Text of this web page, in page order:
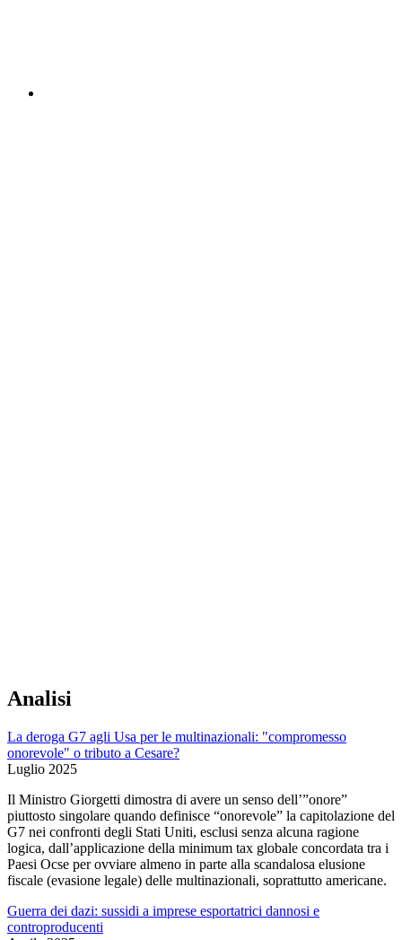
Analisi
La deroga G7 agli Usa per le multinazionali: "compromesso
onorevole" o tributo a Cesare?
Luglio 2025
Il Ministro Giorgetti dimostra di avere un senso dell’”onore”
piuttosto singolare quando definisce “onorevole” la capitolazione del
G7 nei confronti degli Stati Uniti, esclusi senza alcuna ragione
logica, dall’applicazione della minimum tax globale concordata tra i
Paesi Ocse per ovviare almeno in parte alla scandalosa elusione
fiscale (evasione legale) delle multinazionali, soprattutto americane.
Guerra dei dazi: sussidi a imprese esportatrici dannosi e
controproducenti